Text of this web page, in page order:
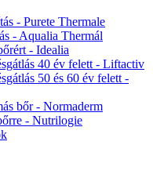
- Purete Thermale
- Aqualia Thermál
- Idealia
40 év felett - Liftactiv
50 és 60 év felett -
bőr - Normaderm
- Nutrilogie